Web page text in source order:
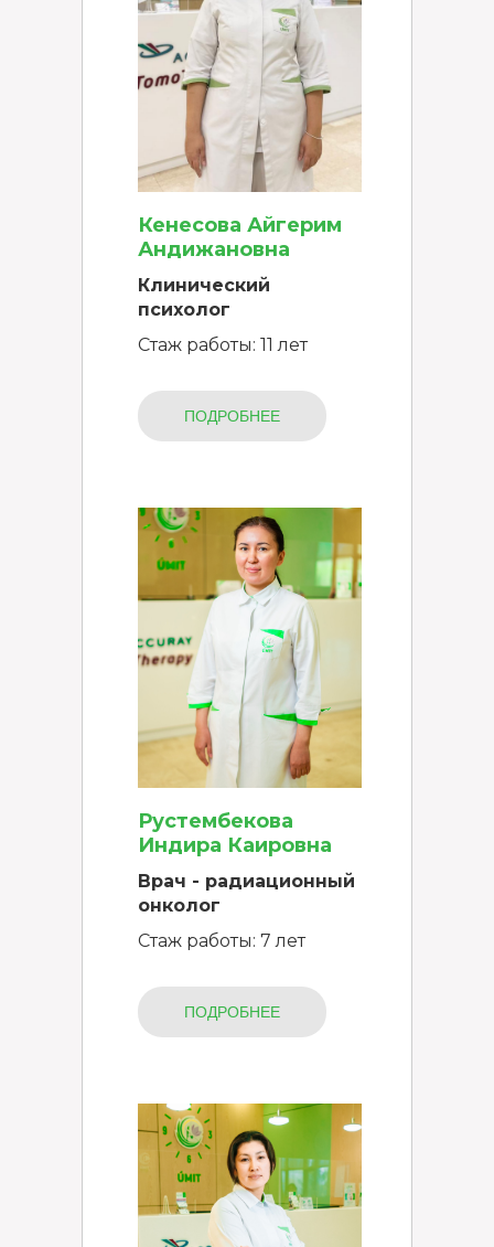
Кенесова Айгерим
Андижановна
Клинический
психолог
Стаж работы: 11 лет
ПОДРОБНЕЕ
Рустембекова
Индира Каировна
Врач - радиационный
онколог
Стаж работы: 7 лет
ПОДРОБНЕЕ